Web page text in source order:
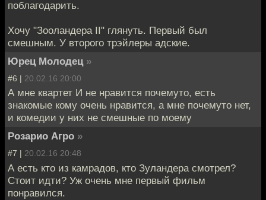
поблагодарить.
Хочу "Зооландера II" глянуть. Первый был
смешным. У второго трэйлеры адские.
Юрец Молодец »
#6 | 20.02.16 20:00
А мне квартет И не нравится почемуто, есть
знакомые кому очень нравится, а мне почемуто нет,
и комедии у них не смешные по моему
Розарио Агро »
#7 | 20.02.16 20:48
А есть кто из камрадов, кто Зуландера смотрел?
Стоит идти? Уж очень мне первый фильм
понравился.